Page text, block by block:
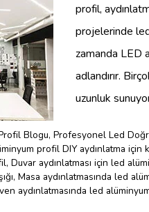
profil,
projelerinde
zamanda LED
adlandırır.
uzunluk
Blogu,Profesyonel Led
profil DIY aydınlatma için
, Duvar aydınlatması için led
, Masa aydınlatmasında led
aydınlatmasında led